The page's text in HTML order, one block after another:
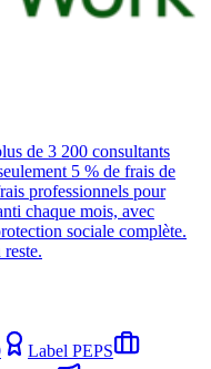
de 3 200 consultants
5 % de frais de
professionnels pour
chaque mois, avec
sociale complète.
Label PEPS